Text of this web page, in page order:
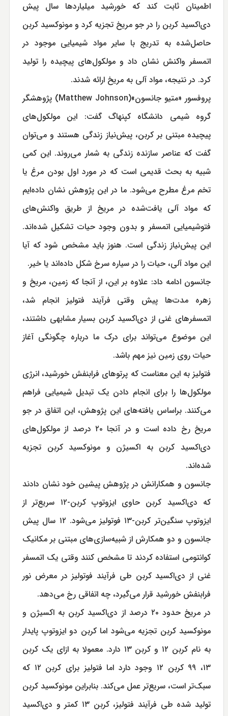
اطمینان ثابت کند که خورشید میلیاردها سال پیش
دی‌اکسید کربن را در جو مریخ تجزیه کرد و مونوکسید کربن
حاصل‌شده به تدریج با سایر مواد شیمیایی موجود در
اتمسفر واکنش نشان داد و مولکول‌های پیچیده را تولید
کرد. در نتیجه، مواد آلی به مریخ ارائه شدند.
پروفسور «متیو جانسون»(Matthew Johnson) پژوهشگر
گروه شیمی دانشگاه کپنهاگ گفت: این مولکول‌های
پیچیده مبتنی بر کربن، پیش‌نیاز زندگی هستند و می‌توان
گفت که عناصر سازنده زندگی به شمار می‌روند. این کمی
شبیه به بحث قدیمی است که در مورد اول بودن مرغ یا
تخم مرغ مطرح می‌شود. ما در این پژوهش نشان داده‌ایم
که مواد آلی یافت‌شده در مریخ از طریق واکنش‌های
فتوشیمیایی اتمسفر و بدون وجود حیات تشکیل شده‌اند.
این پیش‌نیاز زندگی است. هنوز باید مشخص شود که آیا
این مواد آلی، حیات را در سیاره سرخ شکل داده‌اند یا خیر.
جانسون ادامه داد: علاوه بر این، از آنجا که زمین، مریخ و
زهره مدت‌ها پیش وقتی فرآیند فتولیز انجام شد،
اتمسفرهای غنی از دی‌اکسید کربن بسیار مشابهی داشتند،
این موضوع می‌تواند برای درک ما درباره چگونگی آغاز
حیات روی زمین نیز مهم باشد.
فتولیز به این معناست که پرتوهای فرابنفش خورشید، انرژی
مولکول‌ها را برای انجام دادن یک تبدیل شیمیایی فراهم
می‌کنند. براساس یافته‌های این پژوهش، این اتفاق در جو
مریخ رخ داده است و در آنجا ۲۰ درصد از مولکول‌های
دی‌اکسید کربن به اکسیژن و مونوکسید کربن تجزیه
شده‌اند.
جانسون و همکارانش در پژوهش پیشین خود نشان دادند
که دی‌اکسید کربن حاوی ایزوتوپ کربن-۱۲ سریع‌تر از
ایزوتوپ سنگین‌تر کربن-۱۳ فوتولیز می‌شود. ۱۲ سال پیش
جانسون و دو همکارش از شبیه‌سازی‌های مبتنی بر مکانیک
کوانتومی استفاده کردند تا مشخص کنند وقتی یک اتمسفر
غنی از دی‌اکسید کربن طی فرآیند فوتولیز در معرض نور
فرابنفش خورشید قرار می‌گیرد، چه اتفاقی رخ می‌دهد.
در مریخ حدود ۲۰ درصد از دی‌اکسید کربن به اکسیژن و
مونوکسید کربن تجزیه می‌شود اما کربن دو ایزوتوپ پایدار
به نام کربن ۱۲ و کربن ۱۳ دارد. معمولا به ازای یک کربن
۱۳، ۹۹ کربن ۱۲ وجود دارد اما فتولیز برای کربن ۱۲ که
سبک‌تر است، سریع‌تر عمل می‌کند. بنابراین مونوکسید کربن
تولید شده طی فرآیند فتولیز، کربن ۱۳ کمتر و دی‌اکسید